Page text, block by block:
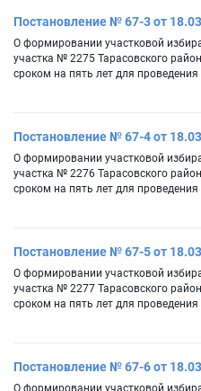
Постановление № 67-3 от
О формировании участковой
участка № 2275 Тарасовского
сроком на пять лет для
Постановление № 67-4 от
О формировании участковой
участка № 2276 Тарасовского
сроком на пять лет для
Постановление № 67-5 от
О формировании участковой
участка № 2277 Тарасовского
сроком на пять лет для
Постановление № 67-6 от
О формировании участковой